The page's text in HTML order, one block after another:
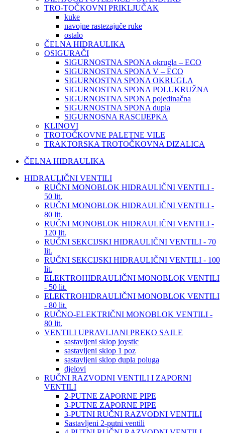
TRO-TOČKOVNI PRIKLJUČAK
kuke
navojne rastezajuče ruke
ostalo
ČELNA HIDRAULIKA
OSIGURAČI
SIGURNOSTNA SPONA okrugla – ECO
SIGURNOSTNA SPONA V – ECO
SIGURNOSTNA SPONA OKRUGLA
SIGURNOSTNA SPONA POLUKRUŽNA
SIGURNOSTNA SPONA pojedinačna
SIGURNOSTNA SPONA dupla
SIGURNOSNA RASCIJEPKA
KLINOVI
TROTOČKOVNE PALETNE VILE
TRAKTORSKA TROTOČKOVNA DIZALICA
ČELNA HIDRAULIKA
HIDRAULIČNI VENTILI
RUČNI MONOBLOK HIDRAULIČNI VENTILI -
50 lit.
RUČNI MONOBLOK HIDRAULIČNI VENTILI -
80 lit.
RUČNI MONOBLOK HIDRAULIČNI VENTILI -
120 lit.
RUČNI SEKCIJSKI HIDRAULIČNI VENTILI - 70
lit.
RUČNI SEKCIJSKI HIDRAULIČNI VENTILI - 100
lit.
ELEKTROHIDRAULIČNI MONOBLOK VENTILI
- 50 lit.
ELEKTROHIDRAULIČNI MONOBLOK VENTILI
- 80 lit.
RUČNO-ELEKTRIČNI MONOBLOK VENTILI -
80 lit.
VENTILI UPRAVLJANI PREKO SAJLE
sastavljeni sklop joystic
sastavljeni sklop 1 poz
sastavljeni sklop dupla poluga
djelovi
RUČNI RAZVODNI VENTILI I ZAPORNI
VENTILI
2-PUTNE ZAPORNE PIPE
3-PUTNE ZAPORNE PIPE
3-PUTNI RUČNI RAZVODNI VENTILI
Sastavljeni 2-putni ventili